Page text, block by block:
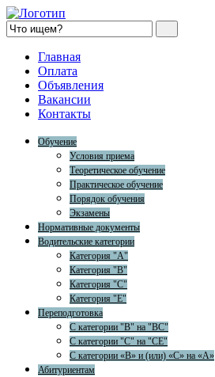
Главная
Оплата
Объявления
Вакансии
Контакты
Обучение
Условия приема
Теоретическое обучение
Практическое обучение
Порядок обучения
Экзамены
Нормативные документы
Водительские категории
Категория "A"
Категория "B"
Категория "C"
Категория "E"
Переподготовка
С категории "B" на "BC"
С категории "C" на "CE"
С категории «В» и (или) «С» на «А»
Абитуриентам